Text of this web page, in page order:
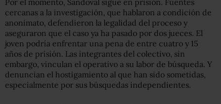
cercanas a la investigación, que hablaron a condición de
anonimato, defendieron la legalidad del proceso y
aseguraron que el caso ya ha pasado por dos jueces. El
joven podría enfrentar una pena de entre cuatro y 15
años de prisión. Las integrantes del colectivo, sin
embargo, vinculan el operativo a su labor de búsqueda. Y
denuncian el hostigamiento al que han sido sometidas,
especialmente por sus búsquedas independientes.